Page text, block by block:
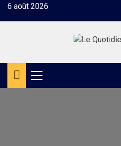
Skip6 août 2026
Primary
Menu